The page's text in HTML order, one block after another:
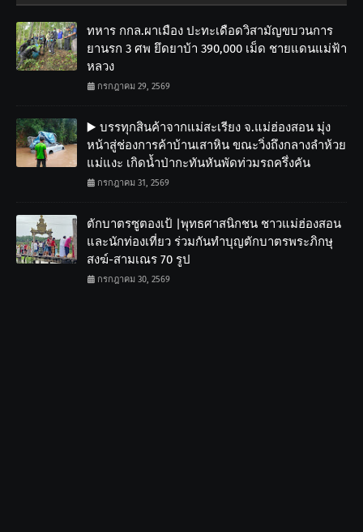
ทหาร กกล.ผาเมือง ปะทะเดือดวิสามัญขบวนการ
ยานรก 3 ศพ ยึดยาบ้า 390,000 เม็ด ชายแดนแม่ฟ้า
หลวง
กรกฎาคม 29, 2569
▶️ บรรทุกสินค้าจากแม่สะเรียง จ.แม่ฮ่องสอน มุ่ง
หน้าสู่ช่องการค้าบ้านเสาหิน ขณะวิ่งถึงกลางลำห้วย
แม่แงะ เกิดน้ำป่ากะทันหันพัดท่วมรถครึ่งคัน
กรกฎาคม 31, 2569
ตักบาตรซูตองเป้ |พุทธศาสนิกชน ชาวแม่ฮ่องสอน
และนักท่องเที่ยว ร่วมกันทำบุญตักบาตรพระภิกษุ
สงฆ์-สามเณร 70 รูป
กรกฎาคม 30, 2569